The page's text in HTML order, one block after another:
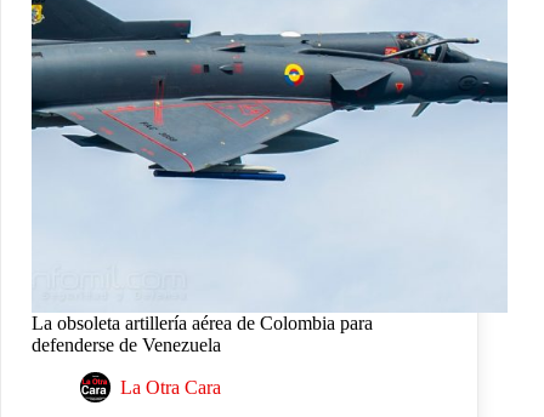
La obsoleta artillería aérea de Colombia para
defenderse de Venezuela
La Otra Cara